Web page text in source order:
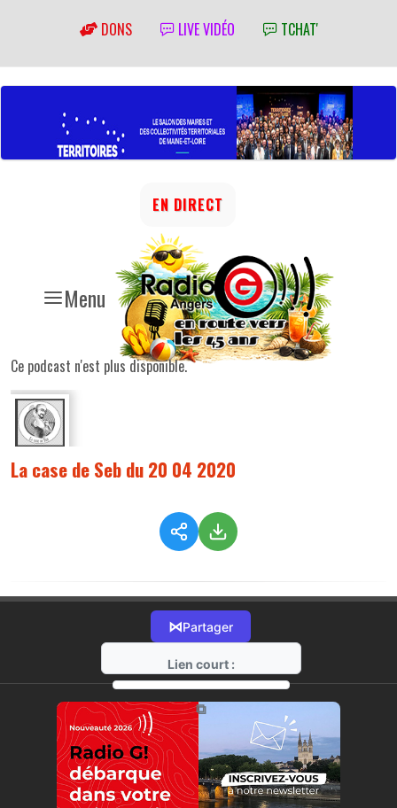
DONS LIVE VIDÉO TCHAT'
Menu
EN DIRECT
Ce podcast n'est plus disponible.
La case de Seb du 20 04 2020
⋈Partager
Lien court :
https://radio-g.fr?2050
⧉